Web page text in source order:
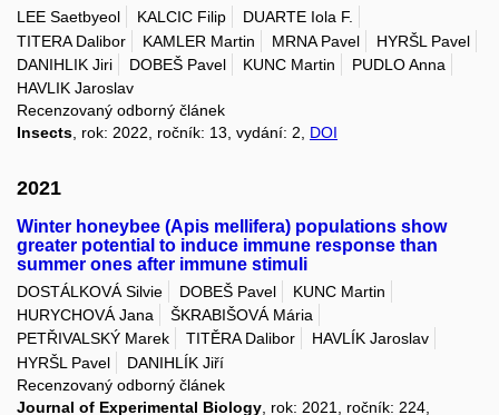
LEE Saetbyeol KALCIC Filip
DUARTE Iola F.
TITERA Dalibor
KAMLER Martin MRNA Pavel
HYRŠL Pavel
DANIHLIK Jiri
DOBEŠ Pavel KUNC Martin
PUDLO Anna
HAVLIK Jaroslav
Recenzovaný odborný článek
Insects , rok: 2022, ročník: 13, vydání: 2, DOI
2021
Winter honeybee (Apis mellifera) populations show
greater potential to induce immune response than
summer ones after immune stimuli
DOSTÁLKOVÁ Silvie DOBEŠ Pavel
KUNC Martin
HURYCHOVÁ Jana
ŠKRABIŠOVÁ Mária
PETŘIVALSKÝ Marek
TITĚRA Dalibor
HAVLÍK Jaroslav
HYRŠL Pavel
DANIHLÍK Jiří
Recenzovaný odborný článek
Journal of Experimental Biology , rok: 2021, ročník: 224,